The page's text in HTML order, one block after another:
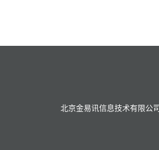
北京金易讯信息技术有限公